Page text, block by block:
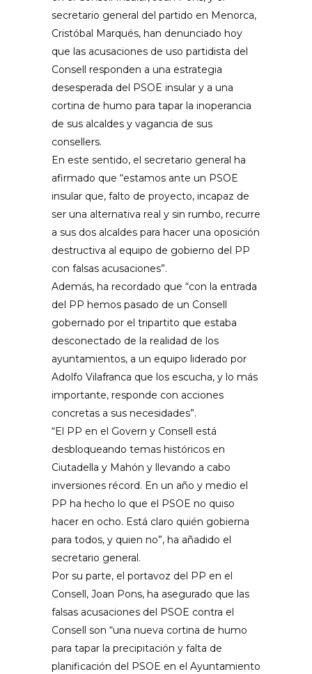
secretario general del partido en Menorca,
Cristóbal Marqués, han denunciado hoy
que las acusaciones de uso partidista del
Consell responden a una estrategia
desesperada del PSOE insular y a una
cortina de humo para tapar la inoperancia
de sus alcaldes y vagancia de sus
consellers.
En este sentido, el secretario general ha
afirmado que “estamos ante un PSOE
insular que, falto de proyecto, incapaz de
ser una alternativa real y sin rumbo, recurre
a sus dos alcaldes para hacer una oposición
destructiva al equipo de gobierno del PP
con falsas acusaciones”.
Además, ha recordado que “con la entrada
del PP hemos pasado de un Consell
gobernado por el tripartito que estaba
desconectado de la realidad de los
ayuntamientos, a un equipo liderado por
Adolfo Vilafranca que los escucha, y lo más
importante, responde con acciones
concretas a sus necesidades”.
“El PP en el Govern y Consell está
desbloqueando temas históricos en
Ciutadella y Mahón y llevando a cabo
inversiones récord. En un año y medio el
PP ha hecho lo que el PSOE no quiso
hacer en ocho. Está claro quién gobierna
para todos, y quien no”, ha añadido el
secretario general.
Por su parte, el portavoz del PP en el
Consell, Joan Pons, ha asegurado que las
falsas acusaciones del PSOE contra el
Consell son “una nueva cortina de humo
para tapar la precipitación y falta de
planificación del PSOE en el Ayuntamiento